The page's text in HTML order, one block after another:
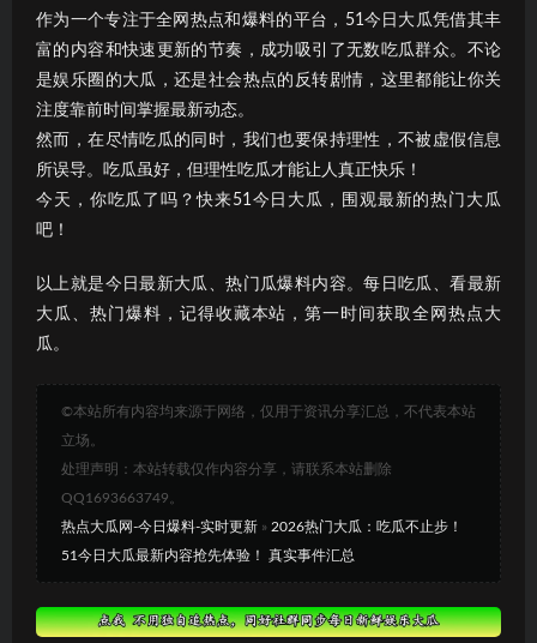
作为一个专注于全网热点和爆料的平台，51今日大瓜凭借其丰
富的内容和快速更新的节奏，成功吸引了无数吃瓜群众。不论
是娱乐圈的大瓜，还是社会热点的反转剧情，这里都能让你关
注度靠前时间掌握最新动态。
然而，在尽情吃瓜的同时，我们也要保持理性，不被虚假信息
所误导。吃瓜虽好，但理性吃瓜才能让人真正快乐！
今天，你吃瓜了吗？快来51今日大瓜，围观最新的热门大瓜
吧！
以上就是今日最新大瓜、热门瓜爆料内容。每日吃瓜、看最新
大瓜、热门爆料，记得收藏本站，第一时间获取全网热点大
瓜。
©本站所有内容均来源于网络，仅用于资讯分享汇总，不代表本站
立场。
处理声明：本站转载仅作内容分享，请联系本站删除
QQ1693663749。
热点大瓜网-今日爆料-实时更新 » 2026热门大瓜：吃瓜不止步！
51今日大瓜最新内容抢先体验！ 真实事件汇总